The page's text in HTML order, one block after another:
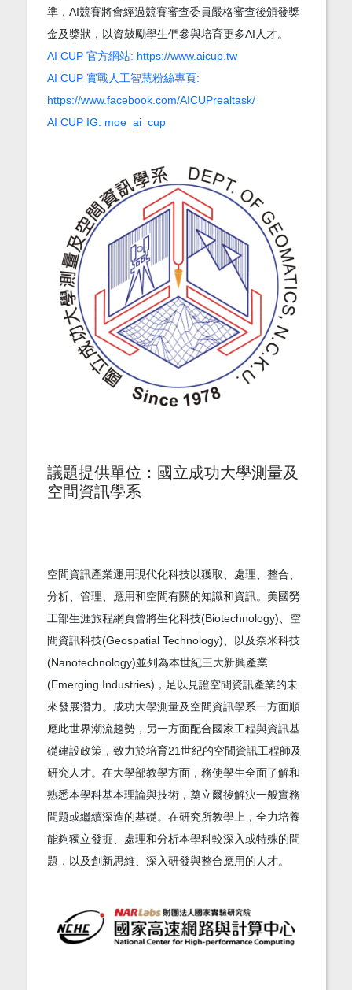
準，AI競賽將會經過競賽審查委員嚴格審查後頒發獎
金及獎狀，以資鼓勵學生們參與培育更多AI人才。
AI CUP 官方網站: https://www.aicup.tw
AI CUP 實戰人工智慧粉絲專頁:
https://www.facebook.com/AICUPrealtask/
AI CUP IG: moe_ai_cup
議題提供單位：國立成功大學測量及
空間資訊學系
空間資訊產業運用現代化科技以獲取、處理、整合、
分析、管理、應用和空間有關的知識和資訊。美國勞
工部生涯旅程網頁曾將生化科技(Biotechnology)、空
間資訊科技(Geospatial Technology)、以及奈米科技
(Nanotechnology)並列為本世紀三大新興產業
(Emerging Industries)，足以見證空間資訊產業的未
來發展潛力。成功大學測量及空間資訊學系一方面順
應此世界潮流趨勢，另一方面配合國家工程與資訊基
礎建設政策，致力於培育21世紀的空間資訊工程師及
研究人才。在大學部教學方面，務使學生全面了解和
熟悉本學科基本理論與技術，奠立爾後解決一般實務
問題或繼續深造的基礎。在研究所教學上，全力培養
能夠獨立發掘、處理和分析本學科較深入或特殊的問
題，以及創新思維、深入研發與整合應用的人才。